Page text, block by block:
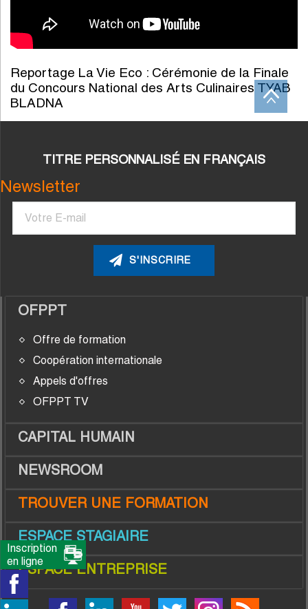
Reportage La Vie Eco : Cérémonie de la Finale
du Concours National des Arts Culinaires TYAB
BLADNA
TITRE PERSONNALISÉ EN FRANÇAIS
Newsletter
Courriel
OFPPT
Offre de formation
Coopération internationale
Appels d'offres
OFPPT TV
CAPITAL HUMAIN
NEWSROOM
TROUVER UNE FORMATION
ESPACE STAGIAIRE
ESPACE ENTREPRISE
Inscription
en ligne